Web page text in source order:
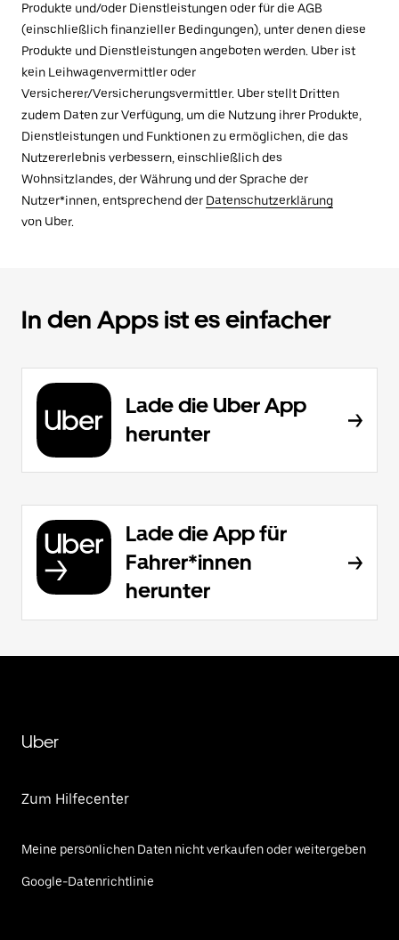
Produkte und/oder Dienstleistungen oder für die AGB
(einschließlich finanzieller Bedingungen), unter denen diese
Produkte und Dienstleistungen angeboten werden. Uber ist
kein Leihwagenvermittler oder
Versicherer/Versicherungsvermittler. Uber stellt Dritten
zudem Daten zur Verfügung, um die Nutzung ihrer Produkte,
Dienstleistungen und Funktionen zu ermöglichen, die das
Nutzererlebnis verbessern, einschließlich des
Wohnsitzlandes, der Währung und der Sprache der
Nutzer*innen, entsprechend der Datenschutzerklärung
von Uber.
In den Apps ist es einfacher
Lade die Uber App
herunter
Lade die App für
Fahrer*innen
herunter
Uber
Zum Hilfecenter
Meine persönlichen Daten nicht verkaufen oder weitergeben
Google-Datenrichtlinie